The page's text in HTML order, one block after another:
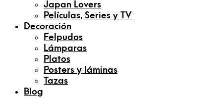
Japan Lovers
Películas, Series y TV
Decoración
Felpudos
Lámparas
Platos
Posters y láminas
Tazas
Blog